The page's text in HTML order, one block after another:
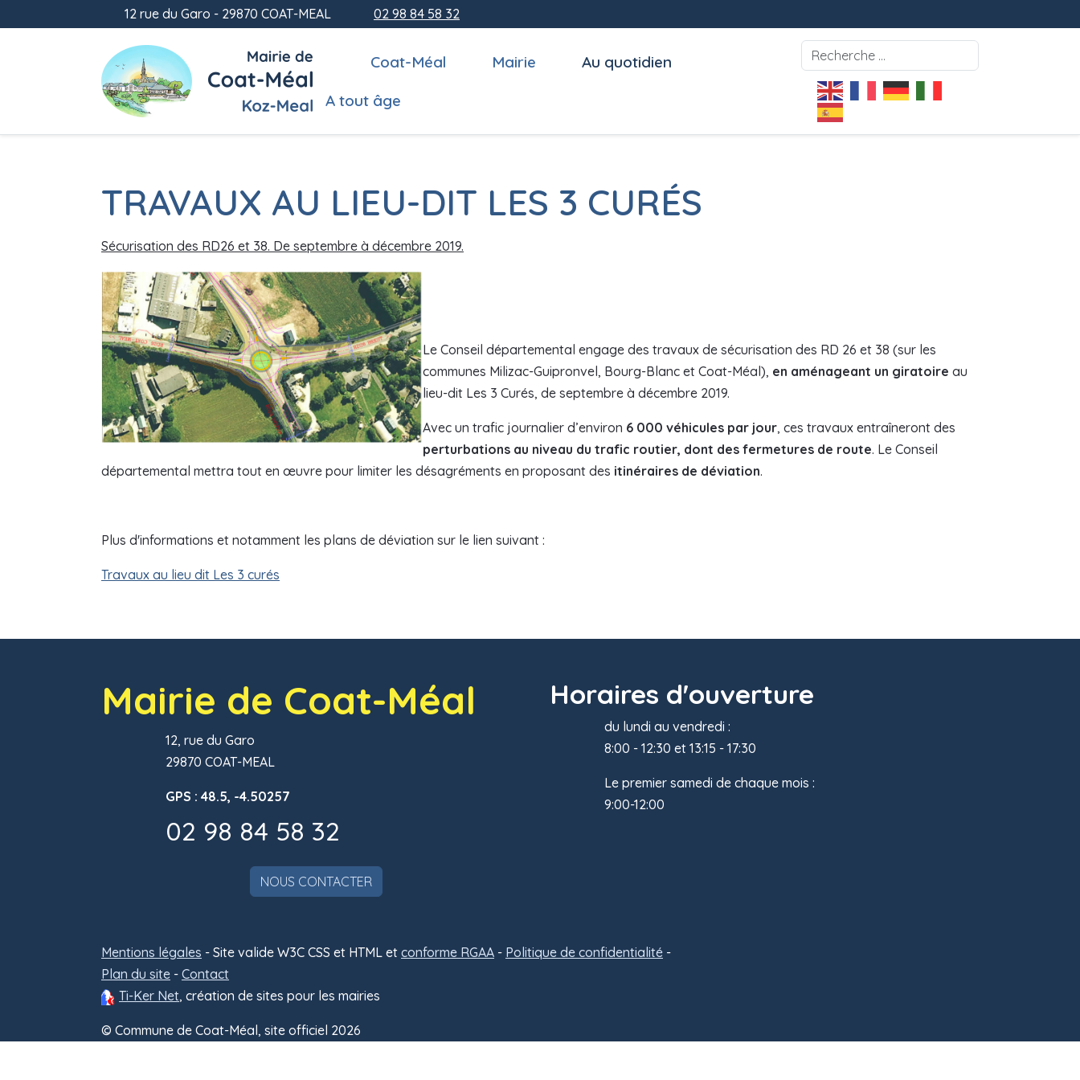
12 rue du Garo - 29870 COAT-MEAL 02 98 84 58 32
Coat-Méal Mairie
Au quotidien
A tout âge
Rechercher
TRAVAUX AU LIEU-DIT LES 3 CURÉS
Sécurisation des RD26 et 38. De septembre à décembre 2019.
Le Conseil départemental engage des travaux de sécurisation des RD 26 et 38 (sur les
communes Milizac-Guipronvel, Bourg-Blanc et Coat-Méal), en aménageant un giratoire au
lieu-dit Les 3 Curés, de septembre à décembre 2019.
Avec un trafic journalier d’environ 6 000 véhicules par jour, ces travaux entraîneront des
perturbations au niveau du trafic routier, dont des fermetures de route. Le Conseil
départemental mettra tout en œuvre pour limiter les désagréments en proposant des itinéraires de déviation.
Plus d'informations et notamment les plans de déviation sur le lien suivant :
Travaux au lieu dit Les 3 curés
Mairie de Coat-Méal
12, rue du Garo
29870 COAT-MEAL
GPS : 48.5, -4.50257
02 98 84 58 32
NOUS CONTACTER
Horaires d'ouverture
du lundi au vendredi :
8:00 - 12:30 et 13:15 - 17:30
Le premier samedi de chaque mois :
9:00-12:00
Mentions légales - Site valide W3C CSS et HTML et conforme RGAA - Politique de confidentialité -
Plan du site - Contact
Ti-Ker Net, création de sites pour les mairies
© Commune de Coat-Méal, site officiel 2026